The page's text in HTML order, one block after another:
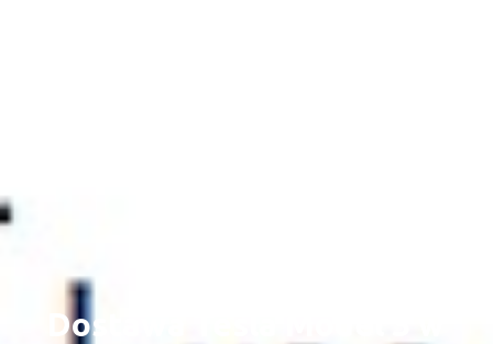
Dostawa Tesla Model 3 w